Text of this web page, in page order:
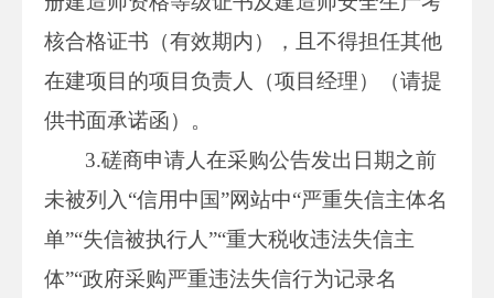
核合格证书（有效期内），且不得担任其他
在建项目的项目负责人（项目经理）（请提
供书面承诺函）。
3.磋商申请人在采购公告发出日期之前
未被列入“信用中国”网站中“严重失信主体名
单”“失信被执行人”“重大税收违法失信主
体”“政府采购严重违法失信行为记录名